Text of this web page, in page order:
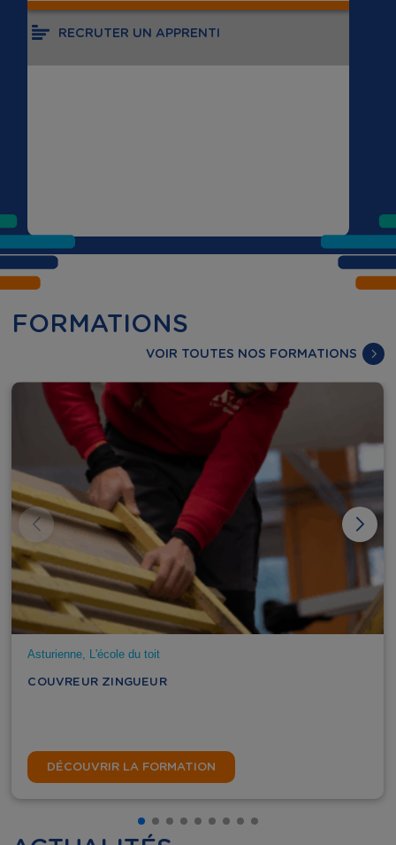
RECRUTER UN APPRENTI
FORMATIONS
VOIR TOUTES NOS FORMATIONS
Asturienne, L'école du toit
COUVREUR ZINGUEUR
DÉCOUVRIR LA FORMATION